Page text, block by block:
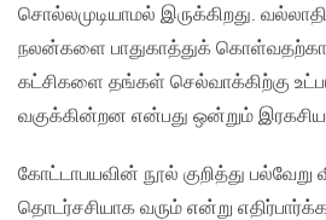
சொல்லமுடியாமல் இருக்கிறது.
நலன்களை பாதுகாத்துக்
கட்சிகளை தங்கள் செல்வாக்கிற்கு
வகுக்கின்றன என்பது ஒன்றும்
கோட்டாபயவின் நூல் குறித்து
தொடர்சசியாக வரும் என்று